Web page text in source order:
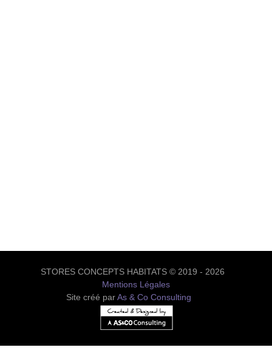
STORES CONCEPTS HABITATS © 2019 - 2026
Mentions Légales
Site créé parAs & Co Consulting